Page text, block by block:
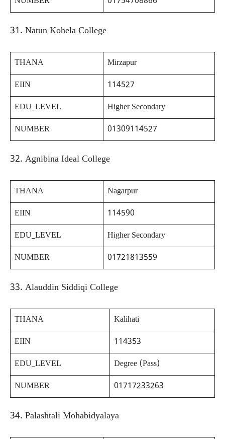
31. Natun Kohela College
THANA
Mirzapur
EIIN
114527
EDU_LEVEL
Higher Secondary
NUMBER
01309114527
32. Agnibina Ideal College
THANA
Nagarpur
EIIN
114590
EDU_LEVEL
Higher Secondary
NUMBER
01721813559
33. Alauddin Siddiqi College
THANA
Kalihati
EIIN
114353
EDU_LEVEL
Degree (Pass)
NUMBER
01717233263
34. Palashtali Mohabidyalaya